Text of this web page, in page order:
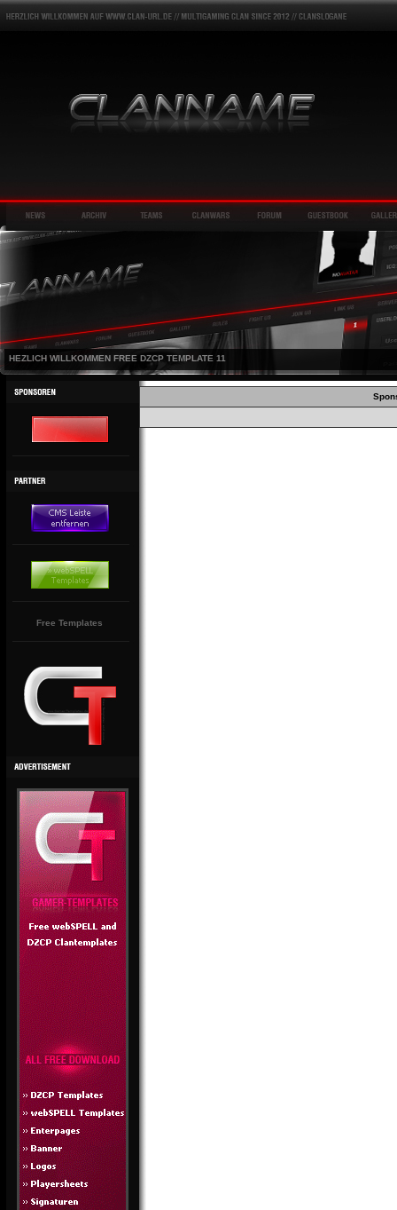
HEZLICH WILLKOMMEN FREE DZCP TEMPLATE 11
Free Templates